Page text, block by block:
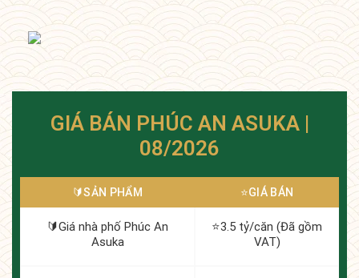
GIÁ BÁN PHÚC AN ASUKA |
08/2026
🔰️SẢN PHẨM ⭐️GIÁ BÁN
🔰️Giá nhà phố Phúc An
Asuka
⭐️3.5 tỷ/căn (Đã gồm
VAT)